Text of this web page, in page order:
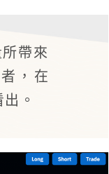
帶來
，在
。